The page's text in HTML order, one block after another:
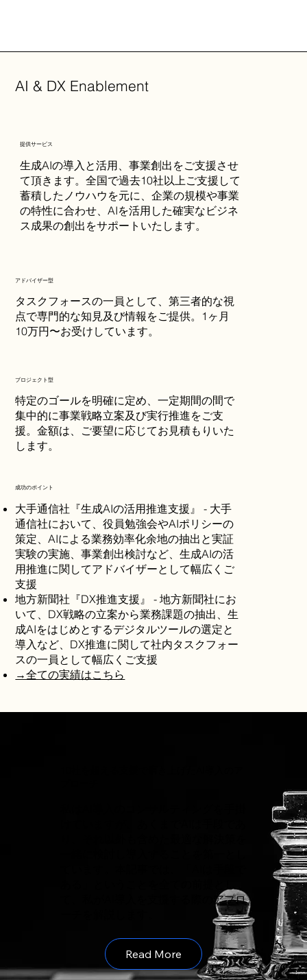
AI & DX Enablement
提供サービス
生成AIの導入と活用、事業創出をご支援させ
て頂きます。全国で過去10社以上ご支援して
蓄積したノウハウを元に、企業の規模や事業
の特性に合わせ、AIを活用した確実なビジネ
ス成果の創出をサポートいたします。
​アドバイザー型
タスクフォースの一員として、第三者的な視
点で専門的な知見及び情報をご提供。1ヶ月
10万円〜お受けしています。
​プロジェクト型
特定のゴールを明確に定め、一定期間の間で
集中的に事業戦略立案及び実行推進をご支
援。金額は、ご要望に応じてお見積もりいた
します。
成功のポイント
大手通信社『生成AIの活用推進支援』 - 大手
通信社において、役員勉強会やAIポリシーの
策定、AIによる業務効率化余地の抽出と実証
実験の実施、事業創出検討など、生成AIの活
用推進に関してアドバイザーとして幅広くご
支援
地方新聞社『DX推進支援』 - 地方新聞社にお
いて、DX戦略の立案から業務課題の抽出、生
成AIをはじめとするデジタルツールの選定と
導入など、DX推進に関して社内タスクフォー
スの一員として幅広くご支援
→全ての実績はこちら
て、私がAI導入を支援する際のアプロ
Read More